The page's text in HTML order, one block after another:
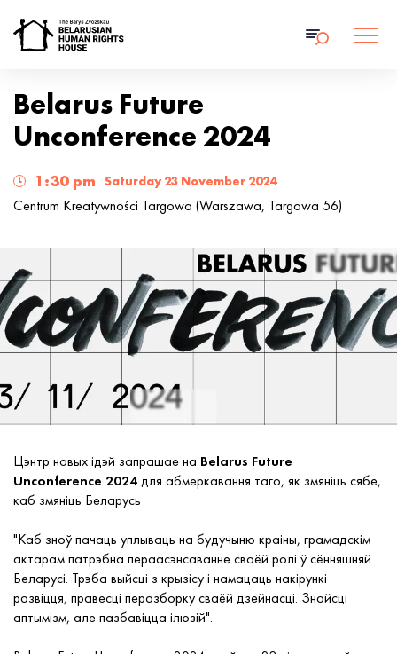
Belarus Future
Unconference 2024
1:30 pm Saturday 23 November 2024
Centrum Kreatywności Targowa (Warszawa, Targowa 56)
Цэнтр новых ідэй запрашае на Belarus Future
Unconference 2024для абмеркавання таго, як змяніць сябе,
каб змяніць Беларусь ️
"Каб зноў пачаць уплываць на будучыню краіны, грамадскім
актарам патрэбна пераасэнсаванне сваёй ролі ў сённяшняй
Беларусі. Трэба выйсці з крызісу і намацаць накірункі
развіцця, правесці перазборку сваёй дзейнасці. Знайсці
аптымізм, але пазбавіцца ілюзій".